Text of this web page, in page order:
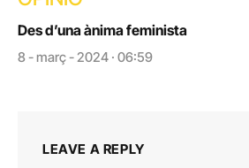
Des d’una ànima feminista
8 - març - 2024 · 06:59
LEAVE A REPLY